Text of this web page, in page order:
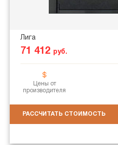
Лига
71 412 руб.
Цены от
производителя
РАССЧИТАТЬ СТОИМОСТЬ